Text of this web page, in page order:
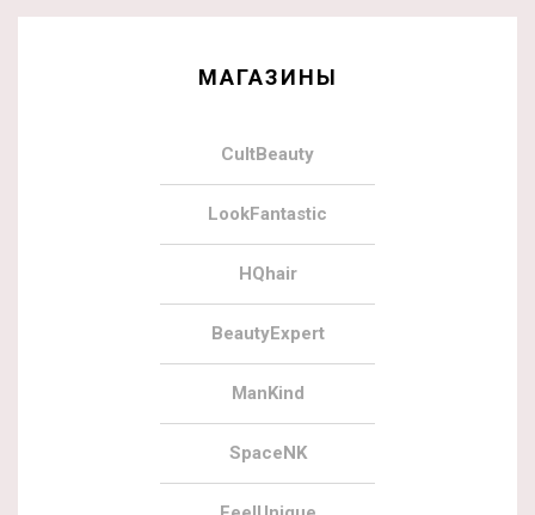
МАГАЗИНЫ
CultBeauty
LookFantastic
HQhair
BeautyExpert
ManKind
SpaceNK